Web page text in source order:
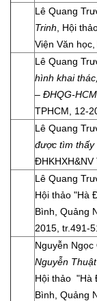
Lê Quang
Trinh , Hội
Viện Văn
Lê Quang
hình khai
– ĐHQG-HCM
TPHCM, 12-
Lê Quang
được tìm thấy
ĐHKHXH&NV
Lê Quang
Hội thảo "Hà
Bình, Quảng
2015, tr.491-
Nguyễn Ngọc
Nguyễn
Hội thảo "Hà
Bình, Quảng